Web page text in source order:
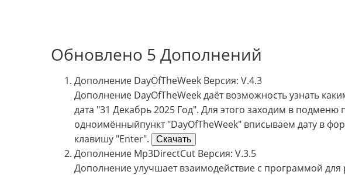
Обновлено 5 Дополнений
Дополнение DayOfTheWeek Версия: V.4.3
Дополнение DayOfTheWeek даёт возможность узнать
дата "31 Декабрь 2025 Год". Для этого заходим в
одноимённыйпункт "DayOfTheWeek" вписываем дату в
клавишу "Enter".
Скачать
Дополнение Mp3DirectCut Версия: V.3.5
Дополнение улучшает взаимодействие с программой для